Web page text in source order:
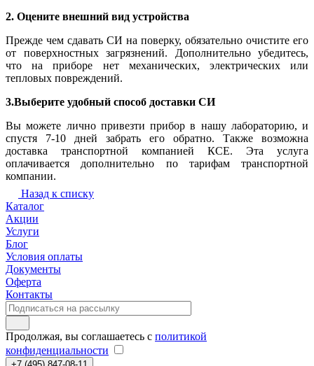
2. Оцените внешний вид устройства
Прежде чем сдавать СИ на поверку, обязательно очистите его
от поверхностных загрязнений. Дополнительно убедитесь,
что на приборе нет механических, электрических или
тепловых повреждений.
3.Выберите удобный способ доставки СИ
Вы можете лично привезти прибор в нашу лабораторию, и
спустя 7-10 дней забрать его обратно. Также возможна
доставка транспортной компанией КСЕ. Эта услуга
оплачивается дополнительно по тарифам транспортной
компании.
Назад к списку
Каталог
Акции
Услуги
Блог
Условия оплаты
Документы
Оферта
Контакты
Продолжая, вы соглашаетесь с политикой
конфиденциальности